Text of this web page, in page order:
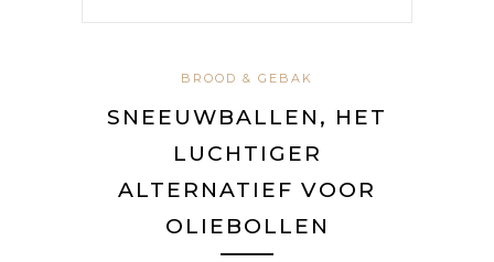
BROOD & GEBAK
SNEEUWBALLEN, HET
LUCHTIGER
ALTERNATIEF VOOR
OLIEBOLLEN